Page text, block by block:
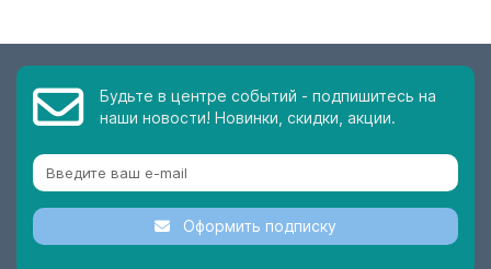
Будьте в центре событий - подпишитесь на
наши новости! Новинки, скидки, акции.
Оформить подписку